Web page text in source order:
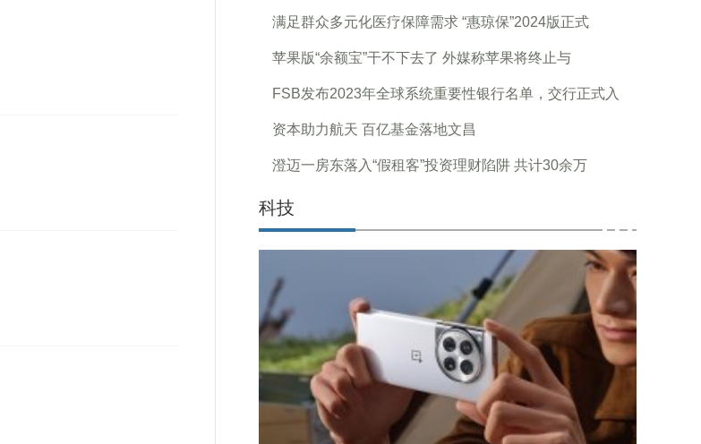
满足群众多元化医疗保障需求 “惠琼保”2024版正式
苹果版“余额宝”干不下去了 外媒称苹果将终止与
FSB发布2023年全球系统重要性银行名单，交行正式入
资本助力航天 百亿基金落地文昌
澄迈一房东落入“假租客”投资理财陷阱 共计30余万
科技